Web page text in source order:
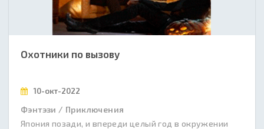
Охотники по вызову
10-окт-2022
Фэнтэзи / Приключения
Япония позади, и впереди целый год в окружении